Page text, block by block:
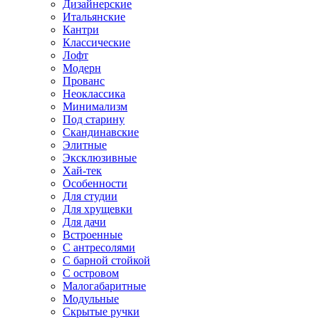
Дизайнерские
Итальянские
Кантри
Классические
Лофт
Модерн
Прованс
Неоклассика
Минимализм
Под старину
Скандинавские
Элитные
Эксклюзивные
Хай-тек
Особенности
Для студии
Для хрущевки
Для дачи
Встроенные
С антресолями
С барной стойкой
С островом
Малогабаритные
Модульные
Скрытые ручки